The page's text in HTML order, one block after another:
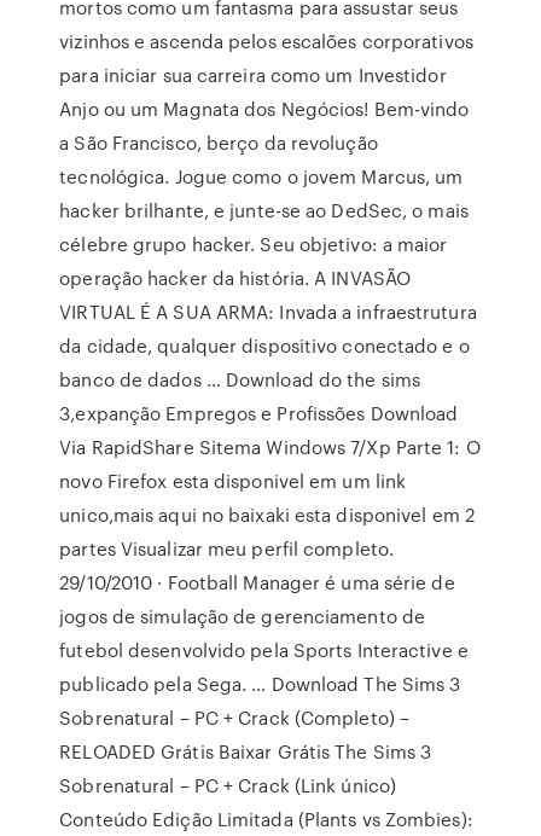
mortos como um fantasma para assustar seus
vizinhos e ascenda pelos escalões corporativos
para iniciar sua carreira como um Investidor
Anjo ou um Magnata dos Negócios! Bem-vindo
a São Francisco, berço da revolução
tecnológica. Jogue como o jovem Marcus, um
hacker brilhante, e junte-se ao DedSec, o mais
célebre grupo hacker. Seu objetivo: a maior
operação hacker da história. A INVASÃO
VIRTUAL É A SUA ARMA: Invada a infraestrutura
da cidade, qualquer dispositivo conectado e o
banco de dados … Download do the sims
3,expanção Empregos e Profissões Download
Via RapidShare Sitema Windows 7/Xp Parte 1: O
novo Firefox esta disponivel em um link
unico,mais aqui no baixaki esta disponivel em 2
partes Visualizar meu perfil completo.
29/10/2010 · Football Manager é uma série de
jogos de simulação de gerenciamento de
futebol desenvolvido pela Sports Interactive e
publicado pela Sega. … Download The Sims 3
Sobrenatural – PC + Crack (Completo) –
RELOADED Grátis Baixar Grátis The Sims 3
Sobrenatural – PC + Crack (Link único)
Conteúdo Edição Limitada (Plants vs Zombies):